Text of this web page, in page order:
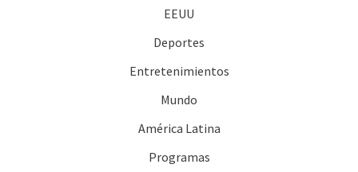
EEUU
Deportes
Entretenimientos
Mundo
América Latina
Programas